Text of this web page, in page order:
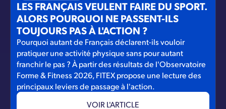
LES FRANÇAIS VEULENT FAIRE DU SPORT.
ALORS POURQUOI NE PASSENT-ILS
TOUJOURS PAS À L'ACTION ?
Pourquoi autant de Français déclarent-ils vouloir
pratiquer une activité physique sans pour autant
franchir le pas ? À partir des résultats de l'Observatoire
Forme & Fitness 2026, FITEX propose une lecture des
principaux leviers de passage à l'action.
VOIR L'ARTICLE